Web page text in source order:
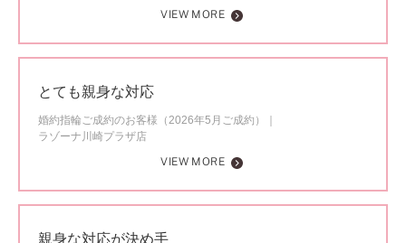
VIEW MORE
とても親身な対応
婚約指輪ご成約のお客様（2026年5月ご成約）
ラゾーナ川崎プラザ店
VIEW MORE
親身な対応が決め手